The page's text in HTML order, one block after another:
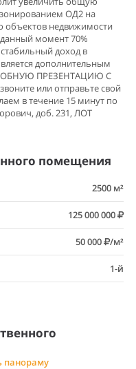
зонированием ОД2 на
объектов недвижимости
момент 70%
доход в
дополнительным
ПРЕЗЕНТАЦИЮ С
или отправьте свой
в течение 15 минут по
доб. 231, ЛОТ
помещения
2500 м²
125 000 000
50 000 /м²
1-й
панораму